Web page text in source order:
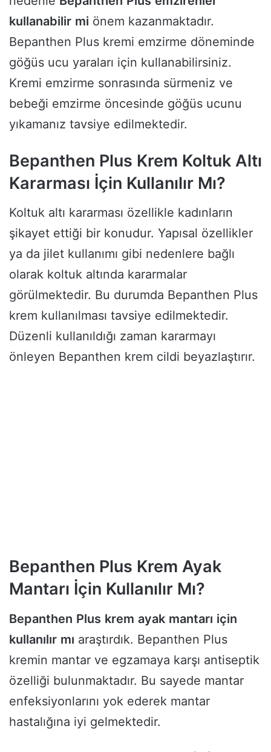
kullanabilir mi önem kazanmaktadır.
Bepanthen Plus kremi emzirme döneminde
göğüs ucu yaraları için kullanabilirsiniz.
Kremi emzirme sonrasında sürmeniz ve
bebeği emzirme öncesinde göğüs ucunu
yıkamanız tavsiye edilmektedir.
Bepanthen Plus Krem Koltuk Altı
Kararması İçin Kullanılır Mı?
Koltuk altı kararması özellikle kadınların
şikayet ettiği bir konudur. Yapısal özellikler
ya da jilet kullanımı gibi nedenlere bağlı
olarak koltuk altında kararmalar
görülmektedir. Bu durumda Bepanthen Plus
krem kullanılması tavsiye edilmektedir.
Düzenli kullanıldığı zaman kararmayı
önleyen Bepanthen krem cildi beyazlaştırır.
Bepanthen Plus Krem Ayak
Mantarı İçin Kullanılır Mı?
Bepanthen Plus krem ayak mantarı için
kullanılır mı araştırdık. Bepanthen Plus
kremin mantar ve egzamaya karşı antiseptik
özelliği bulunmaktadır. Bu sayede mantar
enfeksiyonlarını yok ederek mantar
hastalığına iyi gelmektedir.